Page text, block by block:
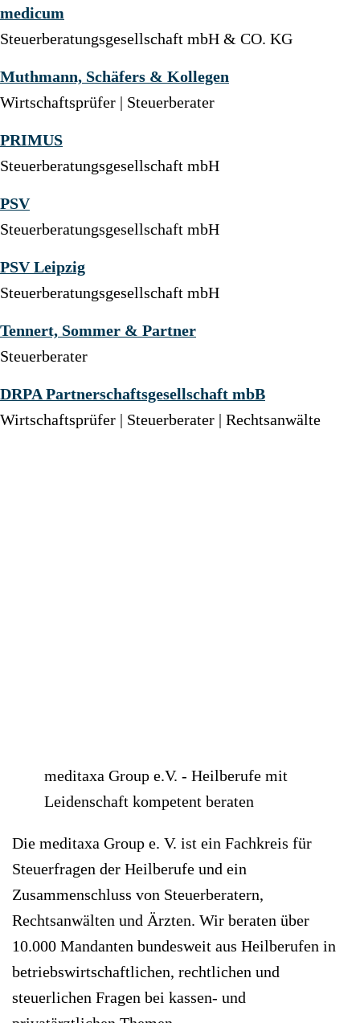
medicum
Steuerberatungsgesellschaft mbH & CO. KG
Muthmann, Schäfers & Kollegen
Wirtschaftsprüfer | Steuerberater
PRIMUS
Steuerberatungsgesellschaft mbH
PSV
Steuerberatungsgesellschaft mbH
PSV Leipzig
Steuerberatungsgesellschaft mbH
Tennert, Sommer & Partner
Steuerberater
DRPA Partnerschaftsgesellschaft mbB
Wirtschaftsprüfer | Steuerberater | Rechtsanwälte
meditaxa Group e.V. - Heilberufe mit
Leidenschaft kompetent beraten
Die meditaxa Group e. V. ist ein Fachkreis für
Steuerfragen der Heilberufe und ein
Zusammenschluss von Steuerberatern,
Rechtsanwälten und Ärzten. Wir beraten über
10.000 Mandanten bundesweit aus Heilberufen in
betriebswirtschaftlichen, rechtlichen und
steuerlichen Fragen bei kassen- und